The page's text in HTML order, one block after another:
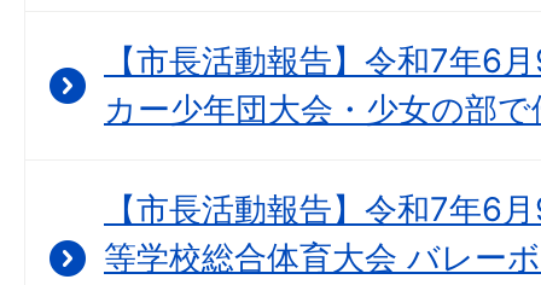
【市長活動報告】令和7年6
カー少年団大会・少女の部
【市長活動報告】令和7年6
等学校総合体育大会 バレー